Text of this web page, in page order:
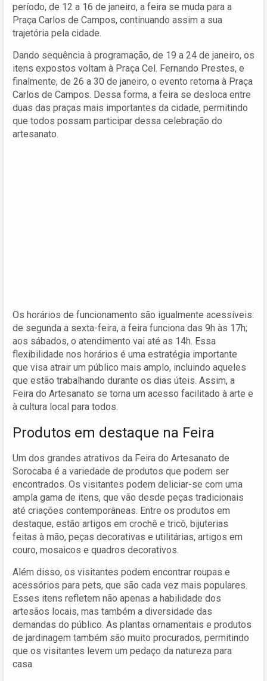
período, de 12 a 16 de janeiro, a feira se muda para a
Praça Carlos de Campos, continuando assim a sua
trajetória pela cidade.
Dando sequência à programação, de 19 a 24 de janeiro, os
itens expostos voltam à Praça Cel. Fernando Prestes, e
finalmente, de 26 a 30 de janeiro, o evento retorna à Praça
Carlos de Campos. Dessa forma, a feira se desloca entre
duas das praças mais importantes da cidade, permitindo
que todos possam participar dessa celebração do
artesanato.
Os horários de funcionamento são igualmente acessíveis:
de segunda a sexta-feira, a feira funciona das 9h às 17h;
aos sábados, o atendimento vai até as 14h. Essa
flexibilidade nos horários é uma estratégia importante
que visa atrair um público mais amplo, incluindo aqueles
que estão trabalhando durante os dias úteis. Assim, a
Feira do Artesanato se torna um acesso facilitado à arte e
à cultura local para todos.
Produtos em destaque na Feira
Um dos grandes atrativos da Feira do Artesanato de
Sorocaba é a variedade de produtos que podem ser
encontrados. Os visitantes podem deliciar-se com uma
ampla gama de itens, que vão desde peças tradicionais
até criações contemporâneas. Entre os produtos em
destaque, estão artigos em crochê e tricô, bijuterias
feitas à mão, peças decorativas e utilitárias, artigos em
couro, mosaicos e quadros decorativos.
Além disso, os visitantes podem encontrar roupas e
acessórios para pets, que são cada vez mais populares.
Esses itens refletem não apenas a habilidade dos
artesãos locais, mas também a diversidade das
demandas do público. As plantas ornamentais e produtos
de jardinagem também são muito procurados, permitindo
que os visitantes levem um pedaço da natureza para
casa.